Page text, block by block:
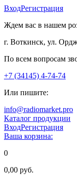
ВходРегистрация
Ждем вас в нашем
г. Воткинск, ул.
По всем вопросам
+7 (34145) 4-74-74
Или пишите:
info@radiomarket.pro
Каталог продукции
ВходРегистрация
Ваша корзина:
0
0,00 руб.